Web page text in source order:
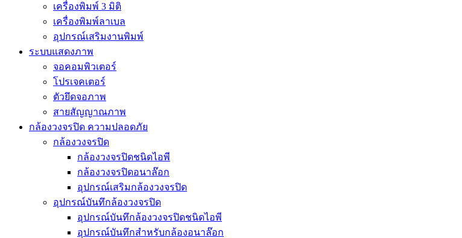
เครื่องพิมพ์ 3 มิติ
เครื่องพิมพ์ลาเบล
อุปกรณ์เสริมงานพิมพ์
ระบบแสดงภาพ
จอคอมพิวเตอร์
โปรเจคเตอร์
ตัวยึดจอภาพ
สายสัญญาณภาพ
กล้องวงจรปิด ความปลอดภัย
กล้องวงจรปิด
กล้องวงจรปิดชนิดไอพี
กล้องวงจรปิดอนาล๊อก
อุปกรณ์เสริมกล้องวงจรปิด
อุปกรณ์บันทึกล้องวงจรปิด
อุปกรณ์บันทึกล้องวงจรปิดชนิดไอพี
อุปกรณ์บันทึกสำหรับกล้องอนาล๊อก